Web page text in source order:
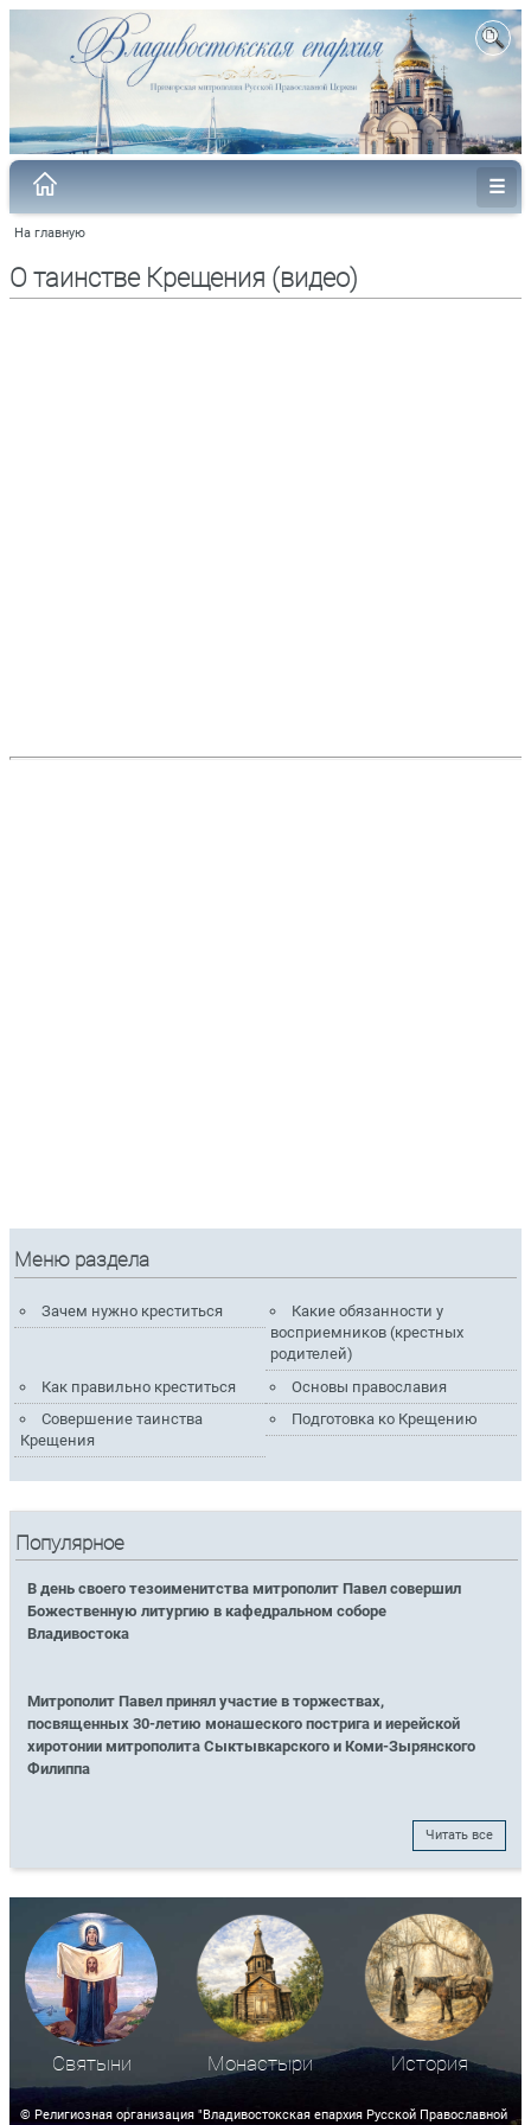
На главную
О таинстве Крещения (видео)
Меню раздела
Зачем нужно креститься
Какие обязанности у
восприемников (крестных
родителей)
Как правильно креститься
Основы православия
Совершение таинства
Крещения
Подготовка ко Крещению
Популярное
В день своего тезоименитства митрополит Павел совершил
Божественную литургию в кафедральном соборе
Владивостока
Митрополит Павел принял участие в торжествах,
посвященных 30-летию монашеского пострига и иерейской
хиротонии митрополита Сыктывкарского и Коми-Зырянского
Филиппа
Читать все
Святыни Монастыри История
© Религиозная организация "Владивостокская епархия Русской Православной